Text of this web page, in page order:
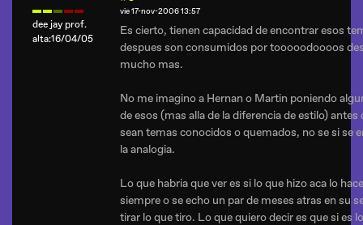
dee jay prof.
alta:16/04/05
vie 17-nov-2006 13:57
Es cierto, tienen capacidad de encontrar esos
despues son consumidos por tooooodoooos
mucho mas.
No me imagino a Hernan o Martin poniendo
de esos (mas alla de la diferencia de estilo) antes
sean temas conocidos o quemados, no se si se
la analogia.
Lo que habria que ver es si lo que hizo aca lo hace
siempre o se echo un par de meses atras en su
tirar lo que tiro. Lo que quiero decir es que si es